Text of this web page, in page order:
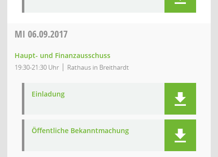
MI 06.09.2017
Haupt- und Finanzausschuss
19:30-21:30 Uhr Rathaus in Breithardt
Einladung
Öffentliche Bekanntmachung